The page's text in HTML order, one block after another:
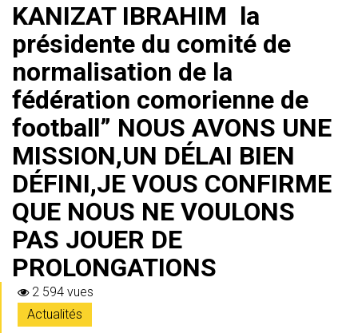
KANIZAT IBRAHIM la
présidente du comité de
normalisation de la
fédération comorienne de
football” NOUS AVONS UNE
MISSION,UN DÉLAI BIEN
DÉFINI,JE VOUS CONFIRME
QUE NOUS NE VOULONS
PAS JOUER DE
PROLONGATIONS
2 594 vues
Actualités